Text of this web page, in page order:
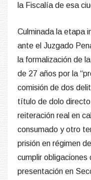
la Fiscalía de esa
Culminada la etapa
ante el Juzgado
la formalización de
de 27 años por la
comisión de dos
título de dolo
reiteración real en
consumado y otro
prisión en régimen
cumplir obligaciones
presentación en